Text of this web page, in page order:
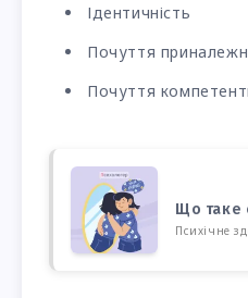
Ідентичність
Почуття
Почуття
Що таке
Психічне